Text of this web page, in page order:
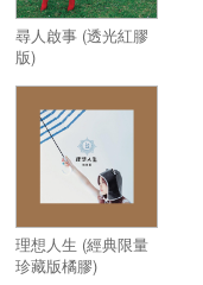
尋人啟事 (透光紅膠
版)
理想人生 (經典限量
珍藏版橘膠)